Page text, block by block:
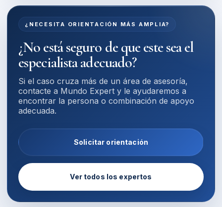
¿NECESITA ORIENTACIÓN MÁS AMPLIA?
¿No está seguro de que este sea el
especialista adecuado?
Si el caso cruza más de un área de asesoría,
contacte a Mundo Expert y le ayudaremos a
encontrar la persona o combinación de apoyo
adecuada.
Solicitar orientación
Ver todos los expertos